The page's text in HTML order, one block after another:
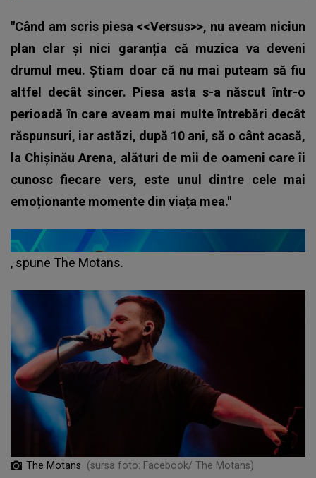
"Când am scris piesa <<Versus>>, nu aveam niciun
plan clar și nici garanția că muzica va deveni
drumul meu. Știam doar că nu mai puteam să fiu
altfel decât sincer. Piesa asta s-a născut într-o
perioadă în care aveam mai multe întrebări decât
răspunsuri, iar astăzi, după 10 ani, să o cânt acasă,
la Chișinău Arena, alături de mii de oameni care îi
cunosc fiecare vers, este unul dintre cele mai
emoționante momente din viața mea."
, spune The Motans.
The Motans (sursa foto: Facebook/ The Motans)